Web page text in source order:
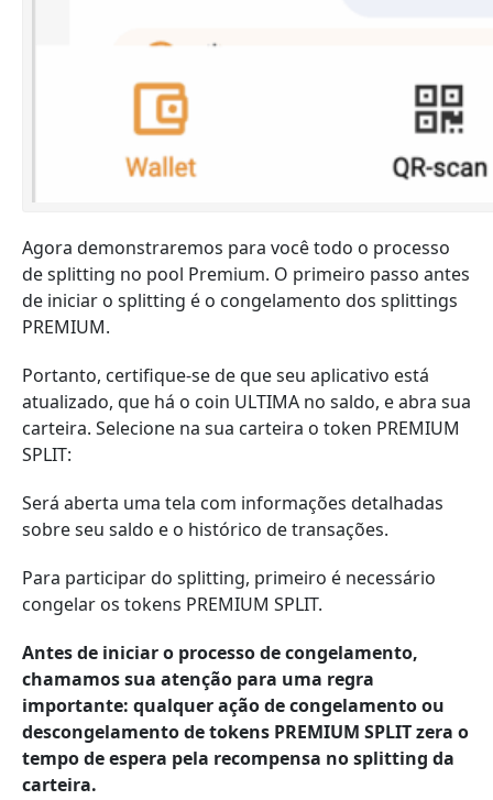
Agora demonstraremos para você todo o processo
de splitting no pool Premium. O primeiro passo antes
de iniciar o splitting é o congelamento dos splittings
PREMIUM.
Portanto, certifique-se de que seu aplicativo está
atualizado, que há o coin ULTIMA no saldo, e abra sua
carteira. Selecione na sua carteira o token PREMIUM
SPLIT:
Será aberta uma tela com informações detalhadas
sobre seu saldo e o histórico de transações.
Para participar do splitting, primeiro é necessário
congelar os tokens PREMIUM SPLIT.
Antes de iniciar o processo de congelamento,
chamamos sua atenção para uma regra
importante: qualquer ação de congelamento ou
descongelamento de tokens PREMIUM SPLIT zera o
tempo de espera pela recompensa no splitting da
carteira.